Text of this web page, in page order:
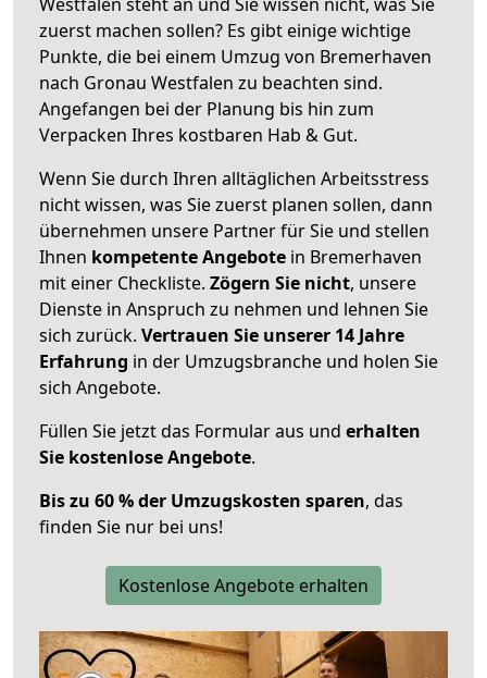
zuerst machen sollen? Es gibt einige wichtige
Punkte, die bei einem Umzug von Bremerhaven
nach Gronau Westfalen zu beachten sind.
Angefangen bei der Planung bis hin zum
Verpacken Ihres kostbaren Hab & Gut.
Wenn Sie durch Ihren alltäglichen Arbeitsstress
nicht wissen, was Sie zuerst planen sollen, dann
übernehmen unsere Partner für Sie und stellen
Ihnen kompetente Angebote in Bremerhaven
mit einer Checkliste. Zögern Sie nicht, unsere
Dienste in Anspruch zu nehmen und lehnen Sie
sich zurück. Vertrauen Sie unserer 14 Jahre
Erfahrung in der Umzugsbranche und holen Sie
sich Angebote.
Füllen Sie jetzt das Formular aus und erhalten
Sie kostenlose Angebote.
Bis zu 60 % der Umzugskosten sparen, das
finden Sie nur bei uns!
Kostenlose Angebote erhalten